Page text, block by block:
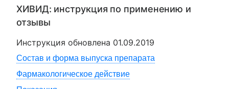
ХИВИД: инструкция по применению и
отзывы
Инструкция обновлена 01.09.2019
Состав и форма выпуска препарата
Фармакологическое действие